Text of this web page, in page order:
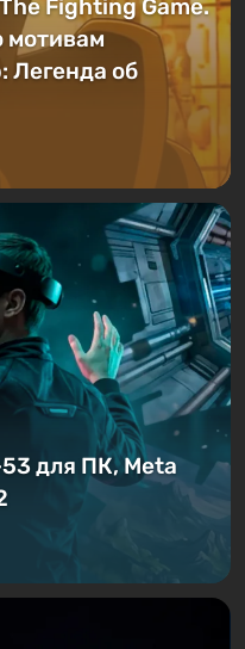
Fighting Game.
мотивам
Легенда об
для ПК, Meta